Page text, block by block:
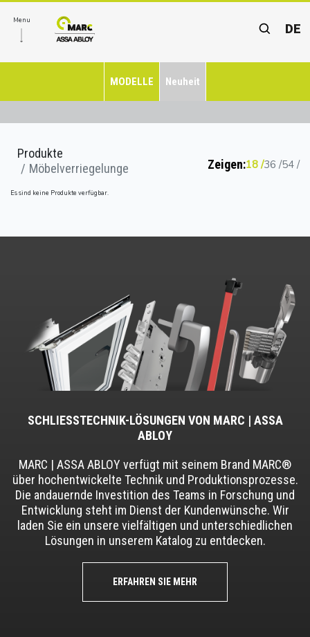
Menu
DE
MODELLE Neuheit
Produkte
Möbelverriegelunge
Zeigen:18 36 54
Es sind keine Produkte verfügbar.
SCHLIESSTECHNIK-LÖSUNGEN VON MARC | ASSA
ABLOY
MARC | ASSA ABLOY verfügt mit seinem Brand MARC®
über hochentwickelte Technik und Produktionsprozesse.
Die andauernde Investition des Teams in Forschung und
Entwicklung steht im Dienst der Kundenwünsche. Wir
laden Sie ein unsere vielfältigen und unterschiedlichen
Lösungen in unserem Katalog zu entdecken.
ERFAHREN SIE MEHR